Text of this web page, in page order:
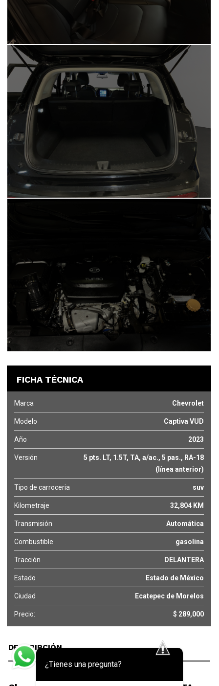
FICHA TÉCNICA
Marca Chevrolet
Modelo Captiva VUD
Año 2023
Versión
5 pts. LT, 1.5T, TA, a/ac., 5 pas., RA-18
(línea anterior)
Tipo de carroceria suv
Kilometraje 32,804 KM
Transmisión Automática
Combustible gasolina
Tracción DELANTERA
Estado Estado de México
Ciudad Ecatepec de Morelos
Precio: $ 289,000
DESCRIPCIÓN
¿Tienes una pregunta?